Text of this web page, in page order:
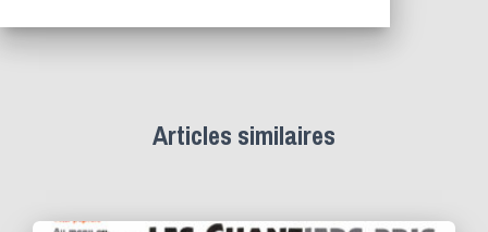
Articles similaires